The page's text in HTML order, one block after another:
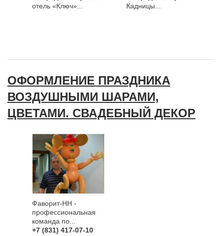
отель «Ключ»...
Кадницы...
ОФОРМЛЕНИЕ ПРАЗДНИКА
ВОЗДУШНЫМИ ШАРАМИ,
ЦВЕТАМИ. СВАДЕБНЫЙ ДЕКОР
Фаворит-НН -
профессиональная
команда по...
+7 (831) 417-07-10